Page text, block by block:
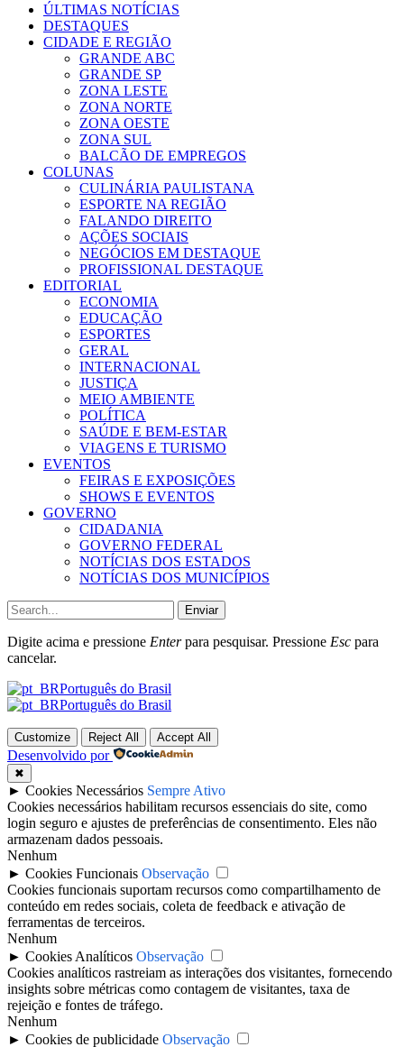
ÚLTIMAS NOTÍCIAS
DESTAQUES
CIDADE E REGIÃO
GRANDE ABC
GRANDE SP
ZONA LESTE
ZONA NORTE
ZONA OESTE
ZONA SUL
BALCÃO DE EMPREGOS
COLUNAS
CULINÁRIA PAULISTANA
ESPORTE NA REGIÃO
FALANDO DIREITO
AÇÕES SOCIAIS
NEGÓCIOS EM DESTAQUE
PROFISSIONAL DESTAQUE
EDITORIAL
ECONOMIA
EDUCAÇÃO
ESPORTES
GERAL
INTERNACIONAL
JUSTIÇA
MEIO AMBIENTE
POLÍTICA
SAÚDE E BEM-ESTAR
VIAGENS E TURISMO
EVENTOS
FEIRAS E EXPOSIÇÕES
SHOWS E EVENTOS
GOVERNO
CIDADANIA
GOVERNO FEDERAL
NOTÍCIAS DOS ESTADOS
NOTÍCIAS DOS MUNICÍPIOS
Enviar
Digite acima e pressione Enterpara pesquisar. Pressione Esc para
cancelar.
Português do Brasil
Português do Brasil
Customize Reject All Accept All
Desenvolvido por
✖
► Cookies Necessários Sempre Ativo
Cookies necessários habilitam recursos essenciais do site, como
login seguro e ajustes de preferências de consentimento. Eles não
armazenam dados pessoais.
Nenhum
► Cookies Funcionais Observação
Cookies funcionais suportam recursos como compartilhamento de
conteúdo em redes sociais, coleta de feedback e ativação de
ferramentas de terceiros.
Nenhum
► Cookies Analíticos Observação
Cookies analíticos rastreiam as interações dos visitantes, fornecendo
insights sobre métricas como contagem de visitantes, taxa de
rejeição e fontes de tráfego.
Nenhum
► Cookies de publicidade Observação